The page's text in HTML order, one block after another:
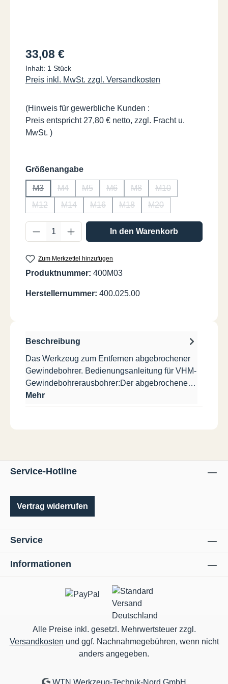
Regulärer Preis:
33,08 €
Inhalt: 1 Stück
Preis inkl. MwSt. zzgl. Versandkosten
(Hinweis für gewerbliche Kunden :
Preis entspricht 27,80 € netto, zzgl. Fracht u.
MwSt. )
Größenangabeauswählen
M3
(Diese Option ist zurzeit nicht verfügbar.)
M4 M5 M6 M8 M10
M12
(Diese Option ist zurzeit nicht verfügbar.)
M14
(Diese Option ist zurzeit nicht verfügbar.)
M16
(Diese Option ist zurzeit nicht verfügbar.)
M18
(Diese Option ist zurzeit nicht
M20
(Diese Option ist
Produkt Anzahl: Gib den gewünschten
In den Warenkorb
Zum Merkzettel hinzufügen
Produktnummer: 400M03
Herstellernummer: 400.025.00
Beschreibung
Das Werkzeug zum Entfernen abgebrochener
Gewindebohrer. Bedienungsanleitung für VHM-
Gewindebohrerausbohrer:Der abgebrochene…
Mehr
Service-Hotline
Vertrag widerrufen
Service
Informationen
Alle Preise inkl. gesetzl. Mehrwertsteuer zzgl.
Versandkosten und ggf. Nachnahmegebühren, wenn nicht
anders angegeben.
WTN Werkzeug-Technik-Nord GmbH